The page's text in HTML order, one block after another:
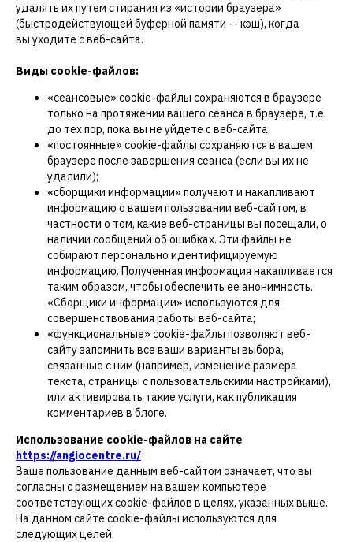
удалять их путем стирания из «истории браузера»
(быстродействующей буферной памяти — кэш), когда
вы уходите с веб-сайта.
Виды cookie-файлов:
«сеансовые» cookie-файлы сохраняются в браузере
только на протяжении вашего сеанса в браузере, т.е.
до тех пор, пока вы не уйдете с веб-сайта;
«постоянные» cookie-файлы сохраняются в вашем
браузере после завершения сеанса (если вы их не
удалили);
«сборщики информации» получают и накапливают
информацию о вашем пользовании веб-сайтом, в
частности о том, какие веб-страницы вы посещали, о
наличии сообщений об ошибках. Эти файлы не
собирают персонально идентифицируемую
информацию. Полученная информация накапливается
таким образом, чтобы обеспечить ее анонимность.
«Сборщики информации» используются для
совершенствования работы веб-сайта;
«функциональные» cookie-файлы позволяют веб-
сайту запомнить все ваши варианты выбора,
связанные с ним (например, изменение размера
текста, страницы с пользовательскими настройками),
или активировать такие услуги, как публикация
комментариев в блоге.
Использование cookie-файлов на сайте
https://angiocentre.ru/
Ваше пользование данным веб-сайтом означает, что вы
согласны с размещением на вашем компьютере
соответствующих cookie-файлов в целях, указанных выше.
На данном сайте cookie-файлы используются для
следующих целей: